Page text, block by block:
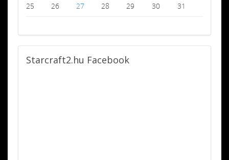
25 26 27 28 29 30 31
Starcraft2.hu Facebook